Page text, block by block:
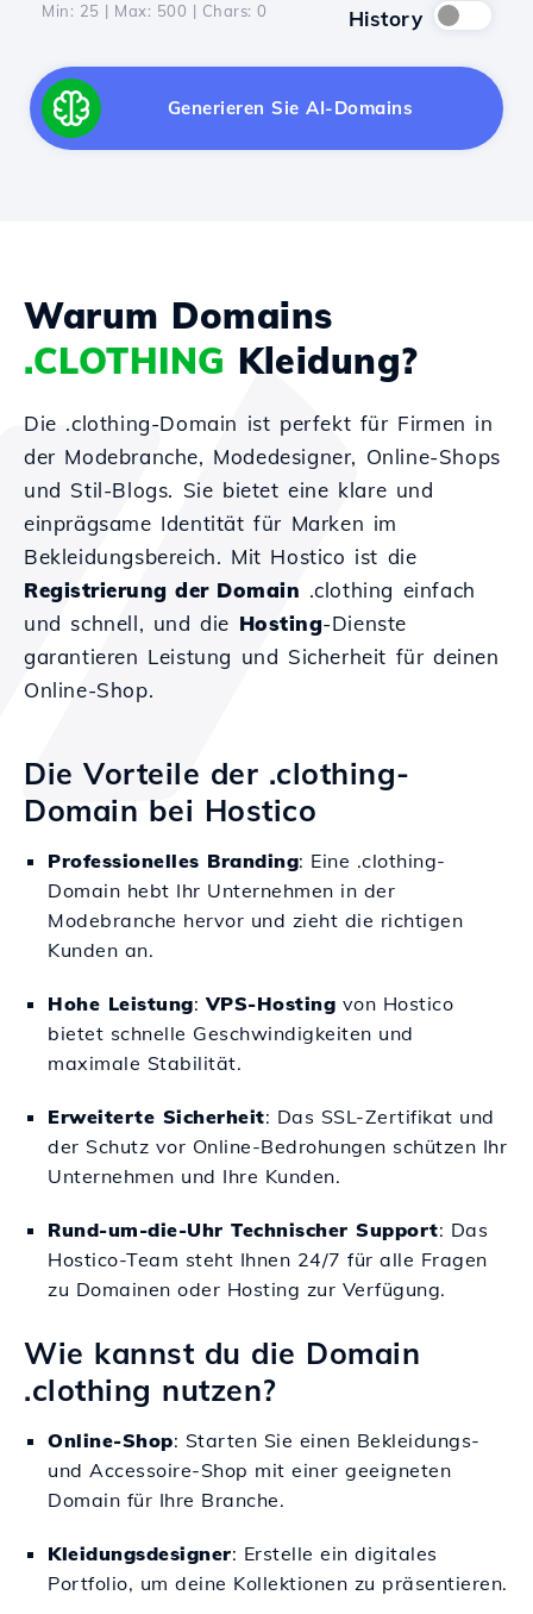
Min: 25 | Max: 500 | Chars: 0 History
Generieren Sie AI-Domains
Warum Domains
.CLOTHING Kleidung?
Die .clothing-Domain ist perfekt für Firmen in
der Modebranche, Modedesigner, Online-Shops
und Stil-Blogs. Sie bietet eine klare und
einprägsame Identität für Marken im
Bekleidungsbereich. Mit Hostico ist die
Registrierung der Domain .clothing einfach
und schnell, und die Hosting-Dienste
garantieren Leistung und Sicherheit für deinen
Online-Shop.
Die Vorteile der .clothing-
Domain bei Hostico
Professionelles Branding: Eine .clothing-
Domain hebt Ihr Unternehmen in der
Modebranche hervor und zieht die richtigen
Kunden an.
Hohe Leistung:VPS-Hosting von Hostico
bietet schnelle Geschwindigkeiten und
maximale Stabilität.
Erweiterte Sicherheit: Das SSL-Zertifikat und
der Schutz vor Online-Bedrohungen schützen Ihr
Unternehmen und Ihre Kunden.
Rund-um-die-Uhr Technischer Support: Das
Hostico-Team steht Ihnen 24/7 für alle Fragen
zu Domainen oder Hosting zur Verfügung.
Wie kannst du die Domain
.clothing nutzen?
Online-Shop: Starten Sie einen Bekleidungs-
und Accessoire-Shop mit einer geeigneten
Domain für Ihre Branche.
Kleidungsdesigner: Erstelle ein digitales
Portfolio, um deine Kollektionen zu präsentieren.